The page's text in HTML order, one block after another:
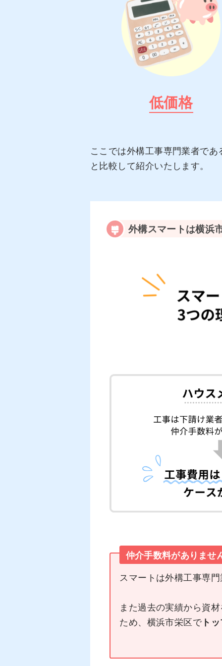
低価格
ここでは外構工事専門業者で
と比較して紹介いたします。
外構スマートは横浜
仲介手数料がありませ
スマートは外構工事専
また過去の実績から資
ため、横浜市栄区でト